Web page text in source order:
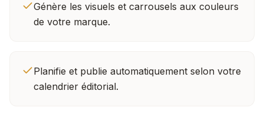
Génère les visuels et carrousels aux couleurs
de votre marque.
Planifie et publie automatiquement selon votre
calendrier éditorial.